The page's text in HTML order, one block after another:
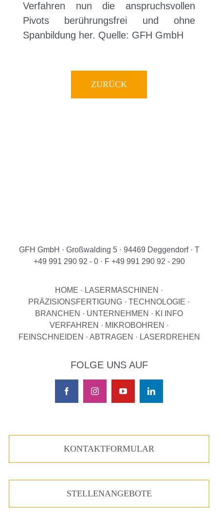
Verfahren nun die anspruchsvollen
Pivots berührungsfrei und ohne
Spanbildung her. Quelle: GFH GmbH
ZURÜCK
GFH GmbH · Großwalding 5 · 94469 Deggendorf · T
+49 991 290 92 - 0 · F +49 991 290 92 - 290
HOME · LASERMASCHINEN ·
PRÄZISIONSFERTIGUNG · TECHNOLOGIE ·
BRANCHEN · UNTERNEHMEN · KI INFO
VERFAHREN · MIKROBOHREN ·
FEINSCHNEIDEN · ABTRAGEN · LASERDREHEN
FOLGE UNS AUF
KONTAKTFORMULAR
STELLENANGEBOTE